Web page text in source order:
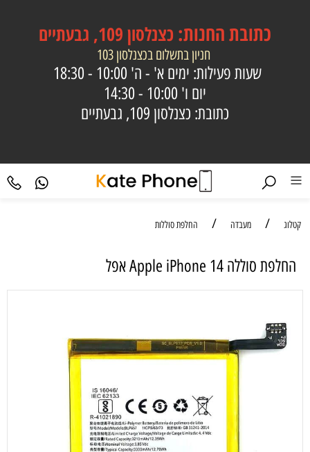
כתובתהחנות: כצנלסון 109, גבעתיים
חניון בתשלום בכצנלסון 103
שעות פעילות: ימים א' - ה' 10:00 - 18:30
יום ו' 10:00 - 14:30
כתובת: כצנלסון 109, גבעתיים
קטלוג / מעבדה / החלפת סוללות
‏החלפת סוללה Apple iPhone 14 אפל